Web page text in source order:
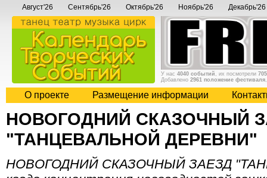
Август'26 Сентябрь'26 Октябрь'26 Ноябрь'26 Декабрь'26
У нас 4040 событий , их посмотрели
Добавлено 2961 положение фестиваля
О проекте Размещение информации
НОВОГОДНИЙ СКАЗОЧНЫЙ
"ТАНЦЕВАЛЬНОЙ ДЕРЕВНИ"
НОВОГОДНИЙ СКАЗОЧНЫЙ ЗАЕЗД